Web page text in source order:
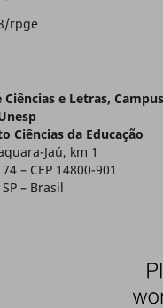
rpge
Ciências e Letras,
Ciências da Educação
Jaú, km 1
– CEP 14800-901
– Brasil